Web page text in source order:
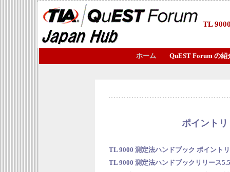
TL
ホーム QuEST Forum の紹
ポイント
TL 9000 測定法ハンドブック ポイント
TL 9000 測定法ハンドブックリリース